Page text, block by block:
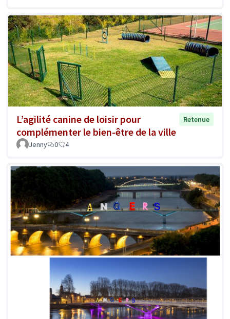
L’agilité canine de loisir pour
complémenter le bien-être de la ville
Retenue
Jenny 0 4